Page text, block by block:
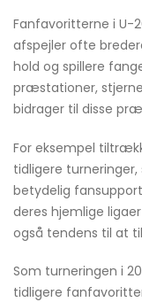
Fanfavoritterne i U-
afspejler ofte
hold og spillere
præstationer,
bidrager til disse
For eksempel
tidligere turneringer,
betydelig
deres hjemlige
også tendens til at
Som turneringen i
tidligere